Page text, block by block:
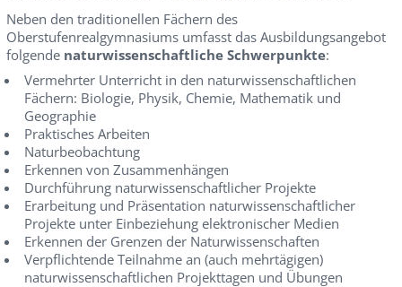
Neben den traditionellen Fächern des
Oberstufenrealgymnasiums umfasst das Ausbildungsangebot
folgende naturwissenschaftliche Schwerpunkte:
Vermehrter Unterricht in den naturwissenschaftlichen
Fächern: Biologie, Physik, Chemie, Mathematik und
Geographie
Praktisches Arbeiten
Naturbeobachtung
Erkennen von Zusammenhängen
Durchführung naturwissenschaftlicher Projekte
Erarbeitung und Präsentation naturwissenschaftlicher
Projekte unter Einbeziehung elektronischer Medien
Erkennen der Grenzen der Naturwissenschaften
Verpflichtende Teilnahme an (auch mehrtägigen)
naturwissenschaftlichen Projekttagen und Übungen